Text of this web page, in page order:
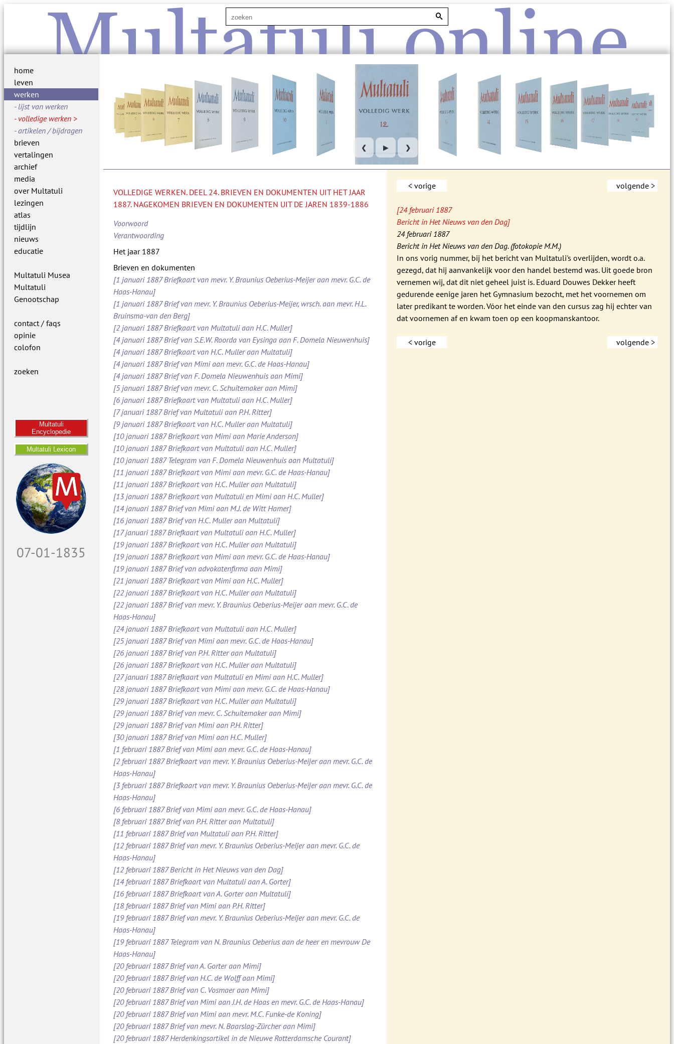
Multatuli.online
home
leven
werken
lijst van werken
volledige werken
artikelen / bijdragen
brieven
vertalingen
archief
media
over Multatuli
lezingen
atlas
tijdlijn
nieuws
educatie
Multatuli Musea
Multatuli
Genootschap
contact / faqs
opinie
colofon
zoeken
Multatuli
Encyclopedie
Multatuli Lexicon
08-01-1835
❮ ▶ ❯
VOLLEDIGE WERKEN. DEEL 24. BRIEVEN EN DOKUMENTEN UIT HET JAAR
1887. NAGEKOMEN BRIEVEN EN DOKUMENTEN UIT DE JAREN 1839-1886
Voorwoord
Verantwoording
Het jaar 1887
Brieven en dokumenten
[1 januari 1887 Briefkaart van mevr. Y. Braunius Oeberius-Meijer aan mevr. G.C. de
Haas-Hanau]
[1 januari 1887 Brief van mevr. Y. Braunius Oeberius-Meijer, wrsch. aan mevr. H.L.
Bruinsma-van den Berg]
[2 januari 1887 Briefkaart van Multatuli aan H.C. Muller]
[4 januari 1887 Brief van S.E.W. Roorda van Eysinga aan F. Domela Nieuwenhuis]
[4 januari 1887 Briefkaart van H.C. Muller aan Multatuli]
[4 januari 1887 Brief van Mimi aan mevr. G.C. de Haas-Hanau]
[4 januari 1887 Brief van F. Domela Nieuwenhuis aan Mimi]
[5 januari 1887 Brief van mevr. C. Schuitemaker aan Mimi]
[6 januari 1887 Briefkaart van Multatuli aan H.C. Muller]
[7 januari 1887 Brief van Multatuli aan P.H. Ritter]
[9 januari 1887 Briefkaart van H.C. Muller aan Multatuli]
[10 januari 1887 Briefkaart van Mimi aan Marie Anderson]
[10 januari 1887 Briefkaart van Multatuli aan H.C. Muller]
[10 januari 1887 Telegram van F. Domela Nieuwenhuis aan Multatuli]
[11 januari 1887 Briefkaart van Mimi aan mevr. G.C. de Haas-Hanau]
[11 januari 1887 Briefkaart van H.C. Muller aan Multatuli]
[13 januari 1887 Briefkaart van Multatuli en Mimi aan H.C. Muller]
[14 januari 1887 Brief van Mimi aan M.J. de Witt Hamer]
[16 januari 1887 Brief van H.C. Muller aan Multatuli]
[17 januari 1887 Briefkaart van Multatuli aan H.C. Muller]
[19 januari 1887 Briefkaart van H.C. Muller aan Multatuli]
[19 januari 1887 Briefkaart van Mimi aan mevr. G.C. de Haas-Hanau]
[19 januari 1887 Brief van advokatenfirma aan Mimi]
[21 januari 1887 Briefkaart van Mimi aan H.C. Muller]
[22 januari 1887 Briefkaart van H.C. Muller aan Multatuli]
[22 januari 1887 Brief van mevr. Y. Braunius Oeberius-Meijer aan mevr. G.C. de
Haas-Hanau]
[24 januari 1887 Briefkaart van Multatuli aan H.C. Muller]
[25 januari 1887 Brief van Mimi aan mevr. G.C. de Haas-Hanau]
[26 januari 1887 Brief van P.H. Ritter aan Multatuli]
[26 januari 1887 Briefkaart van H.C. Muller aan Multatuli]
[27 januari 1887 Briefkaart van Multatuli en Mimi aan H.C. Muller]
[28 januari 1887 Briefkaart van Mimi aan mevr. G.C. de Haas-Hanau]
[29 januari 1887 Briefkaart van H.C. Muller aan Multatuli]
[29 januari 1887 Brief van mevr. C. Schuitemaker aan Mimi]
[29 januari 1887 Brief van Mimi aan P.H. Ritter]
[30 januari 1887 Brief van Mimi aan H.C. Muller]
[1 februari 1887 Brief van Mimi aan mevr. G.C. de Haas-Hanau]
[2 februari 1887 Briefkaart van mevr. Y. Braunius Oeberius-Meijer aan mevr. G.C. de
Haas-Hanau]
[3 februari 1887 Briefkaart van mevr. Y. Braunius Oeberius-Meijer aan mevr. G.C. de
Haas-Hanau]
[6 februari 1887 Brief van Mimi aan mevr. G.C. de Haas-Hanau]
[8 februari 1887 Brief van P.H. Ritter aan Multatuli]
[11 februari 1887 Brief van Multatuli aan P.H. Ritter]
[12 februari 1887 Brief van mevr. Y. Braunius Oeberius-Meijer aan mevr. G.C. de
Haas-Hanau]
[12 februari 1887 Bericht in Het Nieuws van den Dag]
[14 februari 1887 Briefkaart van Multatuli aan A. Gorter]
[16 februari 1887 Briefkaart van A. Gorter aan Multatuli]
[18 februari 1887 Brief van Mimi aan P.H. Ritter]
[19 februari 1887 Brief van mevr. Y. Braunius Oeberius-Meijer aan mevr. G.C. de
Haas-Hanau]
[19 februari 1887 Telegram van N. Braunius Oeberius aan de heer en mevrouw De
Haas-Hanau]
[20 februari 1887 Brief van A. Gorter aan Mimi]
[20 februari 1887 Brief van H.C. de Wolff aan Mimi]
[20 februari 1887 Brief van C. Vosmaer aan Mimi]
[20 februari 1887 Brief van Mimi aan J.H. de Haas en mevr. G.C. de Haas-Hanau]
[20 februari 1887 Brief van Mimi aan mevr. M.C. Funke-de Koning]
[20 februari 1887 Brief van mevr. N. Baarslag-Zürcher aan Mimi]
[20 februari 1887 Herdenkingsartikel in de Nieuwe Rotterdamsche Courant]
< vorige volgende >
[24 februari 1887
Bericht in Het Nieuws van den Dag]
24 februari 1887
Bericht in Het Nieuws van den Dag. (fotokopie M.M.)
In ons vorig nummer, bij het bericht van Multatuli's overlijden, wordt o.a.
gezegd, dat hij aanvankelijk voor den handel bestemd was. Uit goede bron
vernemen wij, dat dit niet geheel juist is. Eduard Douwes Dekker heeft
gedurende eenige jaren het Gymnasium bezocht, met het voornemen om
later predikant te worden. Vóor het einde van den cursus zag hij echter van
dat voornemen af en kwam toen op een koopmanskantoor.
< vorige volgende >